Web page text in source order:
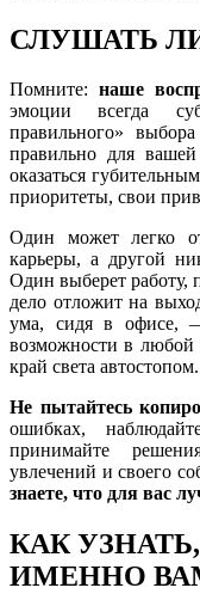
СЛУШАТЬ
Помните:наше
эмоции всегда
правильного»
правильно для
оказаться
приоритеты, свои
Один может легко
карьеры, а другой
Один выберет
дело отложит на
ума, сидя в офисе,
возможности в любой
край света автостопом.
Не пытайтесь
ошибках,
принимайте
увлечений и своего
знаете, что для вас
КАК
ИМЕННО